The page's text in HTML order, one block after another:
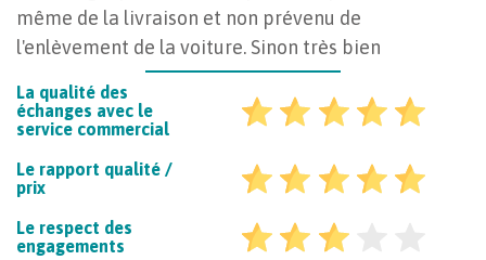
même de la livraison et non prévenu de
l'enlèvement de la voiture. Sinon très bien
La qualité des
échanges avec le
service commercial
Le rapport qualité /
prix
Le respect des
engagements